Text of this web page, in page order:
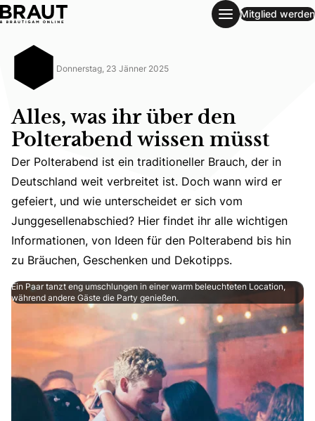
Alles, was ihr über den Polterabend wissen müsst
Mitglied werden
Donnerstag, 23 Jänner 2025
Alles, was ihr über den
Polterabend wissen müsst
Der Polterabend ist ein traditioneller Brauch, der in
Der Polterabend ist ein traditioneller Brauch, der in
Deutschland weit verbreitet ist. Doch wann wird er
gefeiert, und wie unterscheidet er sich vom
Junggesellenabschied? Hier findet ihr alle wichtigen
Informationen, von Ideen für den Polterabend bis hin
zu Bräuchen, Geschenken und Dekotipps.
Ein Paar tanzt eng umschlungen in einer warm beleuchteten Location,
während andere Gäste die Party genießen.